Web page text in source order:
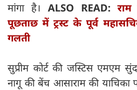
मांगा है। ALSO READ:राम
पूछताछ में ट्रस्ट के पूर्व
गलती
सुप्रीम कोर्ट की जस्टिस एमएम
नागू की बेंच आसाराम की याचिका